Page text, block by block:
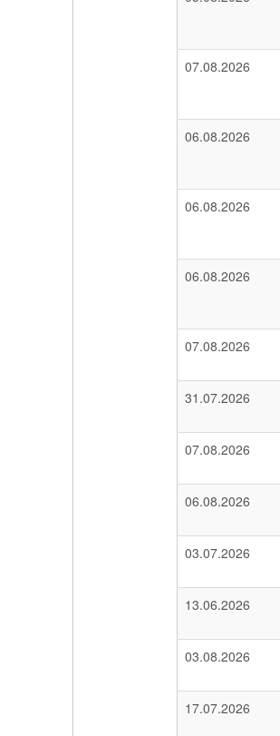
07.08.2026
06.08.2026
06.08.2026
06.08.2026
07.08.2026
31.07.2026
07.08.2026
06.08.2026
03.07.2026
13.06.2026
03.08.2026
17.07.2026